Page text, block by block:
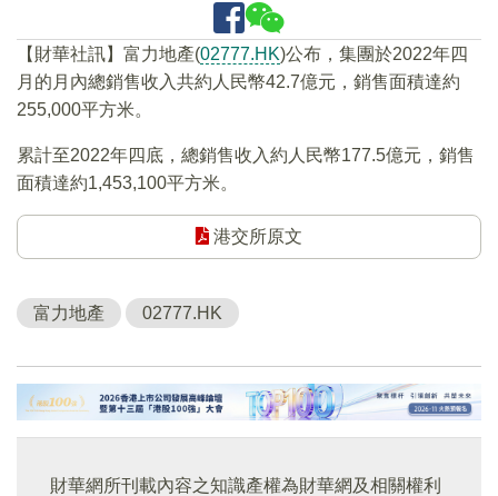
【財華社訊】富力地產(02777.HK)公布，集團於2022年四
月的月內總銷售收入共約人民幣42.7億元，銷售面積達約
255,000平方米。
累計至2022年四底，總銷售收入約人民幣177.5億元，銷售
面積達約1,453,100平方米。
港交所原文
富力地產 02777.HK
財華網所刊載內容之知識產權為財華網及相關權利